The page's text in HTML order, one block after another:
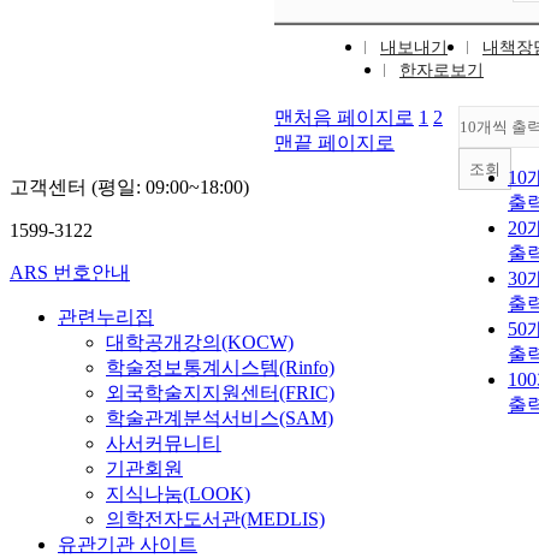
내보내기
내책장
한자로보기
10개씩 출
10
출
20
출
30
출
50
출
출
조회
맨처음 페이지로 1 2
맨끝 페이지로
고객센터 (평일: 09:00~18:00)
1599-3122
ARS 번호안내
관련누리집
대학공개강의(KOCW)
학술정보통계시스템(Rinfo)
외국학술지지원센터(FRIC)
학술관계분석서비스(SAM)
사서커뮤니티
기관회원
지식나눔(LOOK)
의학전자도서관(MEDLIS)
유관기관 사이트